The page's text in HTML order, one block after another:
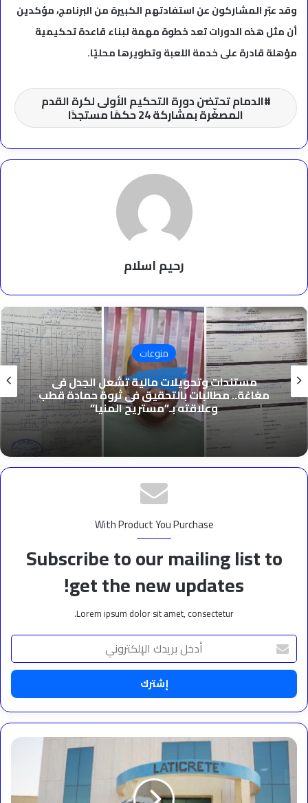
وقد عبّر المشاركون عن استفادتهم الكبيرة من البرنامج، مؤكدين
أن مثل هذه الدورات تعد خطوة مهمة لبناء قاعدة تحكيمية
مؤهلة قادرة على خدمة اللعبة وتطويرها محليًا.
الدمام تحتضن دورة التحكيم الأولى لكرة القدم
المصغّرة بمشاركة 24 حكمًا مستجدًا
رحيم اسلام
منوعات
مستندات وتحويلات مالية تشعل الجدل فى
مغاغة.. مطالبات بالتحقيق فى ثروة حمادة قطب
وعلاقته بـ”مستريح المنيا”
With Product You Purchase
Subscribe to our mailing list to
get the new updates!
Lorem ipsum dolor sit amet, consectetur.
أدخل
بريدك
الإلكتروني
لاتكريت
تُطلق
أول
مصنع